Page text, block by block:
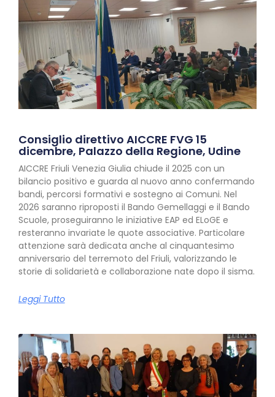
Consiglio direttivo AICCRE FVG 15
dicembre, Palazzo della Regione, Udine
AICCRE Friuli Venezia Giulia chiude il 2025 con un
bilancio positivo e guarda al nuovo anno confermando
bandi, percorsi formativi e sostegno ai Comuni. Nel
2026 saranno riproposti il Bando Gemellaggi e il Bando
Scuole, proseguiranno le iniziative EAP ed ELoGE e
resteranno invariate le quote associative. Particolare
attenzione sarà dedicata anche al cinquantesimo
anniversario del terremoto del Friuli, valorizzando le
storie di solidarietà e collaborazione nate dopo il sisma.
Leggi Tutto